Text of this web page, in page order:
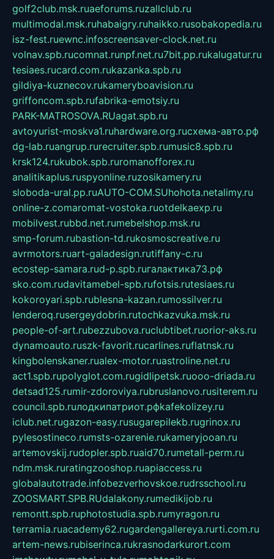
golf2club.msk.ruaeforums.ruzallclub.ru
multimodal.msk.ruhabaigry.ruhaikko.rusobakopedia.ru
isz-fest.ruewnc.infoscreensaver-clock.net.ru
volnav.spb.rucomnat.runpf.net.ru7bit.pp.rukalugatur.ru
tesiaes.rucard.com.rukazanka.spb.ru
gildiya-kuznecov.rukameryboavision.ru
griffoncom.spb.rufabrika-emotsiy.ru
PARK-MATROSOVA.RUagat.spb.ru
avtoyurist-moskva1.ruhardware.org.ruсхема-авто.рф
dg-lab.ruangrup.rurecruiter.spb.rumusic8.spb.ru
krsk124.rukubok.spb.ruromanofforex.ru
analitikaplus.ruspyonline.ruzosikamery.ru
sloboda-ural.pp.ruAUTO-COM.SUhohota.netalimy.ru
online-z.comaromat-vostoka.ruotdelkaexp.ru
mobilvest.rubbd.net.rumebelshop.msk.ru
smp-forum.rubastion-td.rukosmoscreative.ru
avrmotors.ruart-galadesign.rutiffany-c.ru
ecostep-samara.rud-p.spb.ruгалактика73.рф
sko.com.rudavitamebel-spb.rufotsis.rutesiaes.ru
kokoroyari.spb.rublesna-kazan.rumossilver.ru
lenderoq.rusergeydobrin.rutochkazvuka.msk.ru
people-of-art.rubezzubova.ruclubtibet.ruorior-aks.ru
dynamoauto.ruszk-favorit.rucarlines.ruflatnsk.ru
kingbolenskaner.rualex-motor.ruastroline.net.ru
act1.spb.rupolyglot.com.rugidlipetsk.ruooo-driada.ru
detsad125.rumir-zdoroviya.rubruslanovo.rusiterem.ru
council.spb.ruлодкипатриот.рфkafekolizey.ru
iclub.net.rugazon-easy.rusugarepilekb.rugrinox.ru
pylesostineco.rumsts-ozarenie.rukameryjooan.ru
artemovskij.rudopler.spb.ruaid70.rumetall-perm.ru
ndm.msk.ruratingzooshop.ruapiaccess.ru
globalautotrade.infobezverhovskoe.rudrsschool.ru
ZOOSMART.SPB.RUdalakony.rumedikijob.ru
remontt.spb.ruphotostudia.spb.rumyragon.ru
terramia.ruacademy62.rugardengallereya.rurti.com.ru
artem-news.rubiserinca.rukrasnodarkurort.com